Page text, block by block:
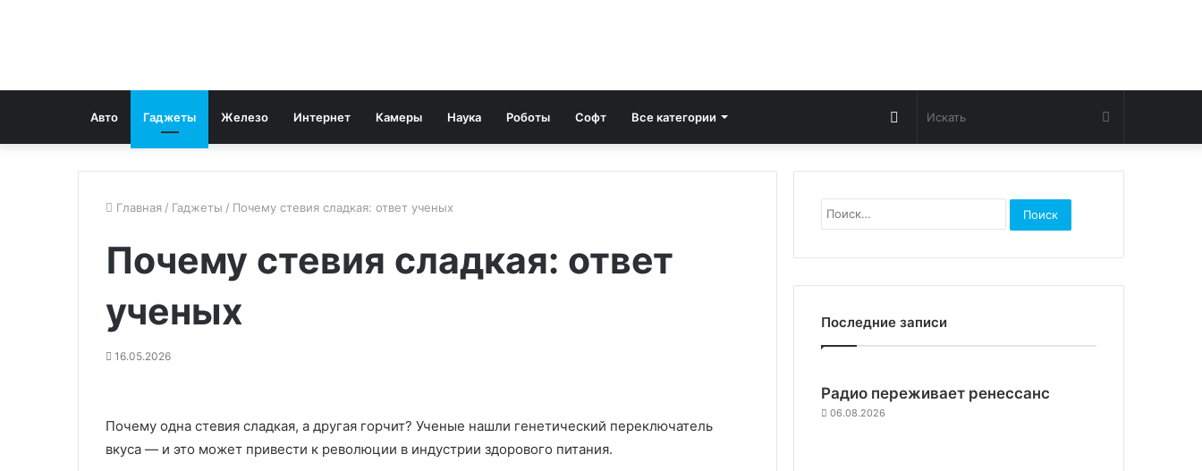
Авто Гаджеты Железо Интернет Камеры Наука Роботы Софт Все категории Искать
Switch
skin
Главная / Гаджеты / Почему стевия сладкая: ответ ученых
Почему стевия сладкая: ответ
ученых
16.05.2026
Почему одна стевия сладкая, а другая горчит? Ученые нашли генетический переключатель
вкуса — и это может привести к революции в индустрии здорового питания.
Найти:
Последние записи
Радио переживает ренессанс
06.08.2026